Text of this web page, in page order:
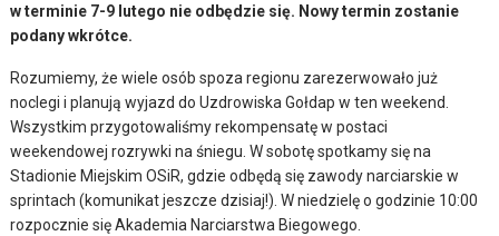
w terminie 7-9 lutego nie odbędzie się. Nowy termin zostanie
podany wkrótce.
Rozumiemy, że wiele osób spoza regionu zarezerwowało już
noclegi i planują wyjazd do Uzdrowiska Gołdap w ten weekend.
Wszystkim przygotowaliśmy rekompensatę w postaci
weekendowej rozrywki na śniegu. W sobotę spotkamy się na
Stadionie Miejskim OSiR, gdzie odbędą się zawody narciarskie w
sprintach (komunikat jeszcze dzisiaj!). W niedzielę o godzinie 10:00
rozpocznie się Akademia Narciarstwa Biegowego.